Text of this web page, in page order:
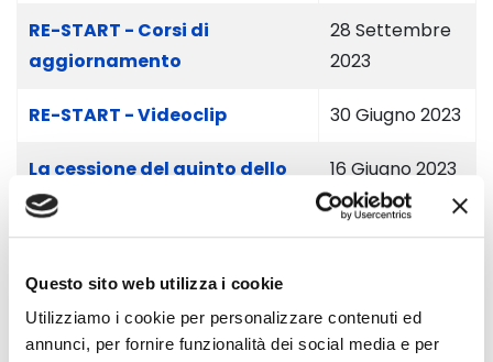
Questo sito web utilizza i cookie
Utilizziamo i cookie per personalizzare contenuti ed
annunci, per fornire funzionalità dei social media e per
RE-START - Corsi di
aggiornamento
28 Settembre
2023
RE-START - Videoclip 30 Giugno 2023
La cessione del quinto dello
stipendio o della pensione
16 Giugno 2023
dell’incapiente
Libero dai debiti? Devi essere
16 Giugno 2023